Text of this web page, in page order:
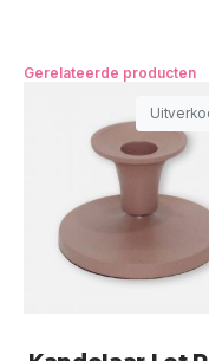
Gerelateerde producten